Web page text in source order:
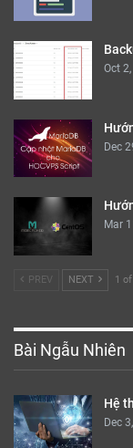
Oct
Dec
Mar
PREV NEXT 1
Bài Ngẫu Nhiên
Hệ
Dec